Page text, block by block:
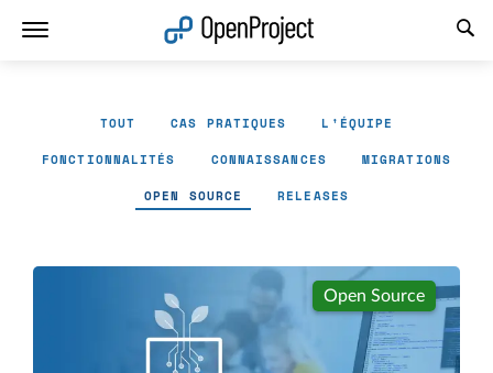
TOUT CAS PRATIQUES L'ÉQUIPE
FONCTIONNALITÉS CONNAISSANCES MIGRATIONS
OPEN SOURCE RELEASES
Open Source
Ouvrir le lien dans un nouvel onglet